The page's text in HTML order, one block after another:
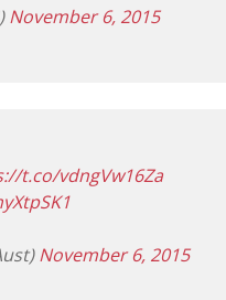
November 6, 2015
t.co/vdngVw16Za
November 6, 2015